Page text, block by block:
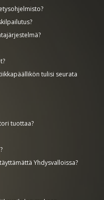
tulisi seurata
tuottaa?
Yhdysvalloissa?